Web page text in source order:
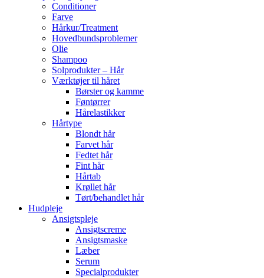
Conditioner
Farve
Hårkur/Treatment
Hovedbundsproblemer
Olie
Shampoo
Solprodukter – Hår
Værktøjer til håret
Børster og kamme
Føntørrer
Hårelastikker
Hårtype
Blondt hår
Farvet hår
Fedtet hår
Fint hår
Hårtab
Krøllet hår
Tørt/behandlet hår
Hudpleje
Ansigtspleje
Ansigtscreme
Ansigtsmaske
Læber
Serum
Specialprodukter